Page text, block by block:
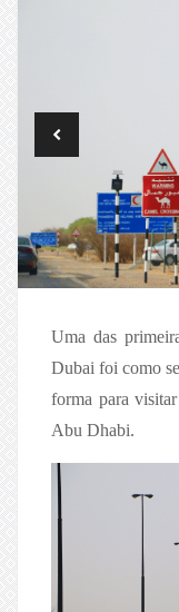
Uma das
Dubai foi como
forma para
Abu Dhabi.